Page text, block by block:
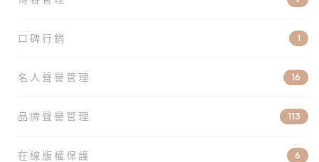
口碑行銷 1
名人聲譽管理 16
品牌聲譽管理 113
在線版權保護 6